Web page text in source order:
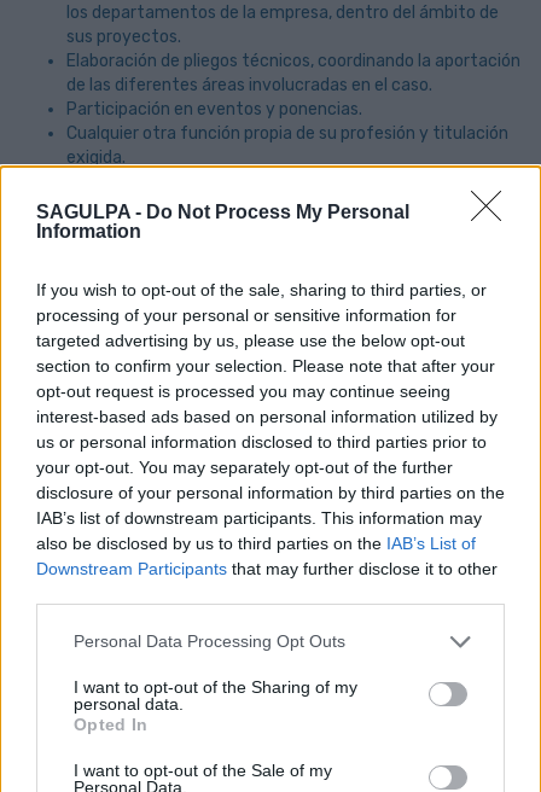
SAGULPA - Do Not Process My Personal
Information
If you wish to opt-out of the sale, sharing to third parties, or
processing of your personal or sensitive information for
targeted advertising by us, please use the below opt-out
section to confirm your selection. Please note that after your
opt-out request is processed you may continue seeing
interest-based ads based on personal information utilized by
us or personal information disclosed to third parties prior to
your opt-out. You may separately opt-out of the further
disclosure of your personal information by third parties on the
IAB’s list of downstream participants. This information may
also be disclosed by us to third parties on the IAB’s List of
Downstream Participants that may further disclose it to other
Personal Data Processing Opt Outs
I want to opt-out of the Sharing of my
personal data.
Opted In
I want to opt-out of the Sale of my
Personal Data.
los departamentos de la empresa, dentro del ámbito de
sus proyectos.
Elaboración de pliegos técnicos, coordinando la aportación
de las diferentes áreas involucradas en el caso.
Participación en eventos y ponencias.
Cualquier otra función propia de su profesión y titulación
exigida.
por el Responsable de Explotación e Innovación.
Grado en Ingeniería en Informática.
Conocimientos de inglés técnico.
Formación en metodología ágiles.
Experiencia mínima de más de 5 años en gestión de
proyectos tecnológicos.
Conocimiento de herramientas de planificación de
proyectos.
Se valorará especialmente:
Certificación en SCRUM.
Otros méritos a valorar:
Formación de postgrado.
Formación en digitalización e innovación.
Formación en herramientas Big Data y herramientas
Formación en GIS.